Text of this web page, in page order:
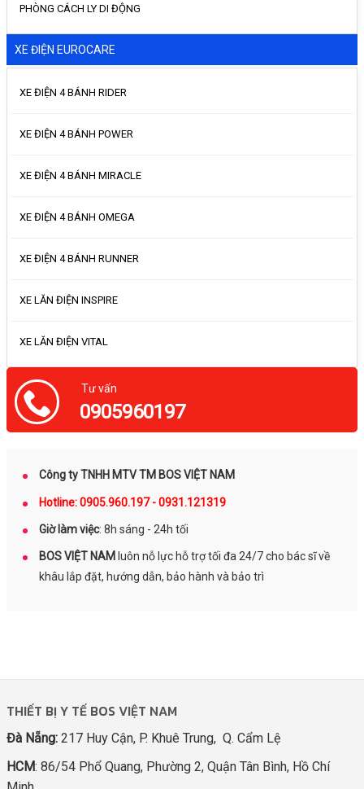
PHÒNG CÁCH LY DI ĐỘNG
XE ĐIỆN EUROCARE
XE ĐIỆN 4 BÁNH RIDER
XE ĐIỆN 4 BÁNH POWER
XE ĐIỆN 4 BÁNH MIRACLE
XE ĐIỆN 4 BÁNH OMEGA
XE ĐIỆN 4 BÁNH RUNNER
XE LĂN ĐIỆN INSPIRE
XE LĂN ĐIỆN VITAL
Tư vấn
0905960197
Công ty TNHH MTV TM BOS VIỆT NAM
Hotline: 0905.960.197 - 0931.121319
Giờ làm việc: 8h sáng - 24h tối
BOS VIỆT NAM luôn nỗ lực hỗ trợ tối đa 24/7 cho bác sĩ về
khâu lắp đặt, hướng dẫn, bảo hành và bảo trì
THIẾT BỊ Y TẾ BOS VIỆT NAM
Đà Nẵng: 217 Huy Cận, P. Khuê Trung, Q. Cẩm Lệ
HCM: 86/54 Phổ Quang, Phường 2, Quận Tân Bình, Hồ Chí